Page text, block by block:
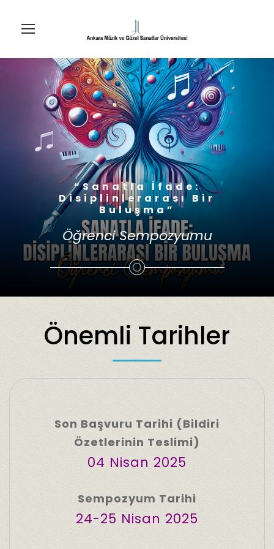
“Sanatla İfade:
Disiplinlerarası Bir
Buluşma”
Öğrenci Sempozyumu
Önemli Tarihler
Son Başvuru Tarihi (Bildiri
Özetlerinin Teslimi)
04 Nisan 2025
Sempozyum Tarihi
24-25 Nisan 2025